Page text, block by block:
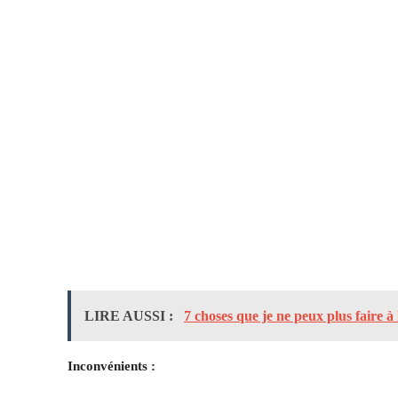
LIRE AUSSI : 7 choses que je ne peux plus faire
Inconvénients :